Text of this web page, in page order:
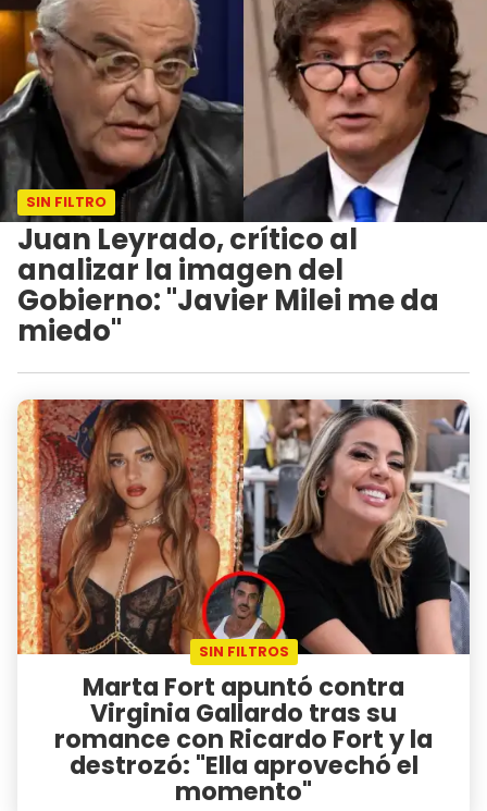
SIN FILTRO
Juan Leyrado, crítico al
analizar la imagen del
Gobierno: "Javier Milei me da
miedo"
SIN FILTROS
Marta Fort apuntó contra
Virginia Gallardo tras su
romance con Ricardo Fort y la
destrozó: "Ella aprovechó el
momento"